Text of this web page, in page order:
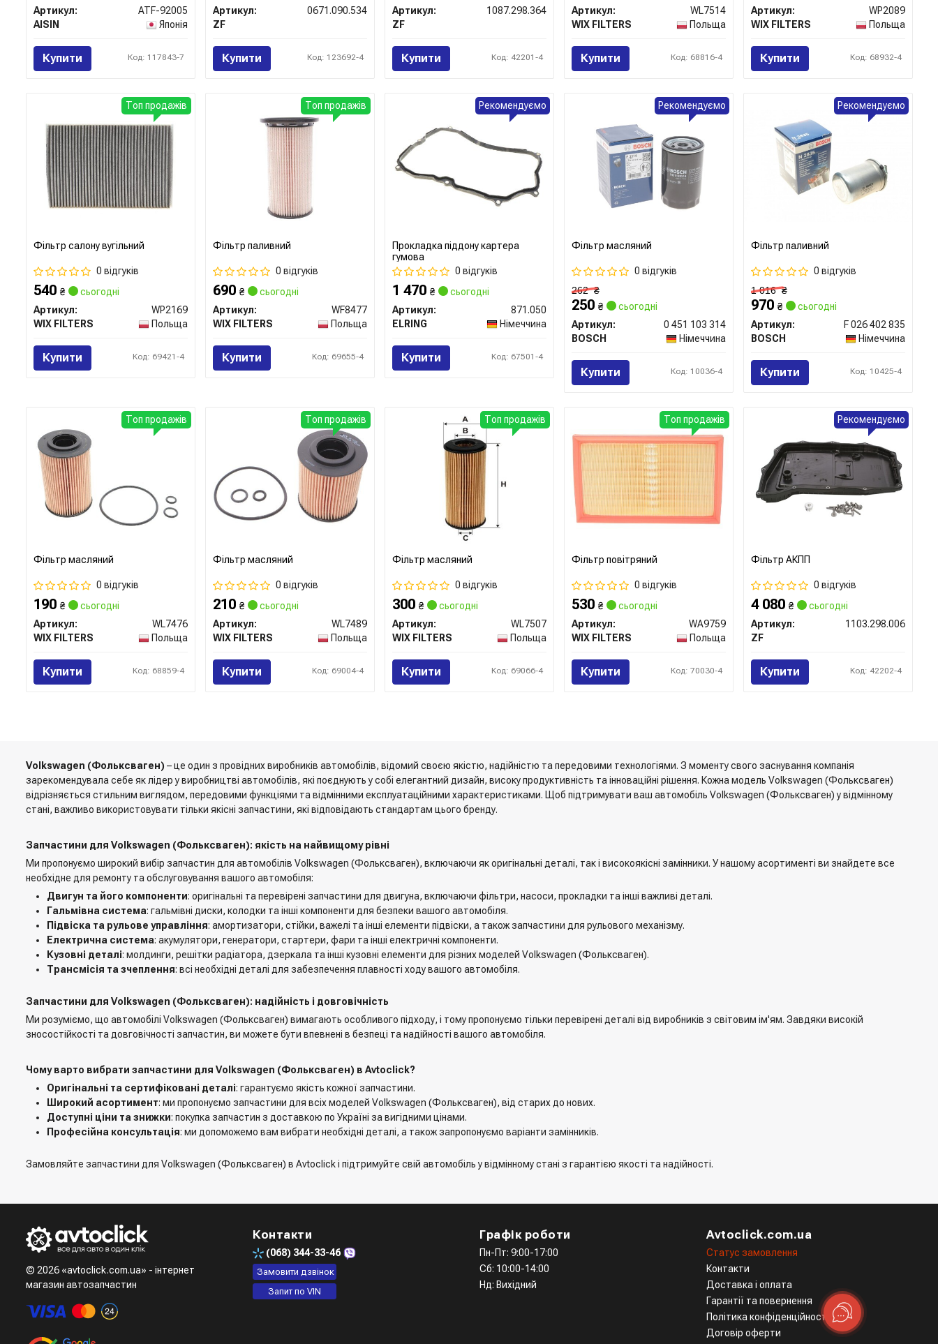
Артикул:
ATF-92005
AISIN
Японія
Купити Код: 117843-7
Артикул:
0671.090.534
ZF
Купити Код: 123692-4
Артикул:
1087.298.364
ZF
Купити Код: 42201-4
Артикул:
WL7514
WIX FILTERS
Польща
Купити Код: 68816-4
Артикул:
WP2089
WIX FILTERS
Польща
Купити Код: 68932-4
Фільтр салону вугільний
0 відгуків
540 ₴
сьогодні
Артикул:
WP2169
WIX FILTERS
Польща
Купити Код: 69421-4
Топ продажів
Фільтр паливний
0 відгуків
690 ₴
сьогодні
Артикул:
WF8477
WIX FILTERS
Польща
Купити Код: 69655-4
Топ продажів
Прокладка піддону картера
гумова
0 відгуків
1 470 ₴
сьогодні
Артикул:
871.050
ELRING
Німеччина
Купити Код: 67501-4
Рекомендуємо
Фільтр масляний
0 відгуків
262₴
250 ₴
сьогодні
Артикул:
0 451 103 314
BOSCH
Німеччина
Купити Код: 10036-4
Рекомендуємо
Фільтр паливний
0 відгуків
1 016₴
970 ₴
сьогодні
Артикул:
F 026 402 835
BOSCH
Німеччина
Купити Код: 10425-4
Рекомендуємо
Фільтр масляний
0 відгуків
190 ₴
сьогодні
Артикул:
WL7476
WIX FILTERS
Польща
Купити Код: 68859-4
Топ продажів
Фільтр масляний
0 відгуків
210 ₴
сьогодні
Артикул:
WL7489
WIX FILTERS
Польща
Купити Код: 69004-4
Топ продажів
Фільтр масляний
0 відгуків
300 ₴
сьогодні
Артикул:
WL7507
WIX FILTERS
Польща
Купити Код: 69066-4
Топ продажів
Фільтр повітряний
0 відгуків
530 ₴
сьогодні
Артикул:
WA9759
WIX FILTERS
Польща
Купити Код: 70030-4
Топ продажів
Фільтр АКПП
0 відгуків
4 080 ₴
сьогодні
Артикул:
1103.298.006
ZF
Купити Код: 42202-4
Рекомендуємо
Volkswagen (Фольксваген) – це один з провідних виробників автомобілів, відомий своєю якістю, надійністю та передовими технологіями. З моменту свого заснування компанія
зарекомендувала себе як лідер у виробництві автомобілів, які поєднують у собі елегантний дизайн, високу продуктивність та інноваційні рішення. Кожна модель Volkswagen (Фольксваген)
відрізняється стильним виглядом, передовими функціями та відмінними експлуатаційними характеристиками. Щоб підтримувати ваш автомобіль Volkswagen (Фольксваген) у відмінному
стані, важливо використовувати тільки якісні запчастини, які відповідають стандартам цього бренду.
Запчастини для Volkswagen (Фольксваген): якість на найвищому рівні
Ми пропонуємо широкий вибір запчастин для автомобілів Volkswagen (Фольксваген), включаючи як оригінальні деталі, так і високоякісні замінники. У нашому асортименті ви знайдете все
необхідне для ремонту та обслуговування вашого автомобіля:
Двигун та його компоненти: оригінальні та перевірені запчастини для двигуна, включаючи фільтри, насоси, прокладки та інші важливі деталі.
Гальмівна система: гальмівні диски, колодки та інші компоненти для безпеки вашого автомобіля.
Підвіска та рульове управління: амортизатори, стійки, важелі та інші елементи підвіски, а також запчастини для рульового механізму.
Електрична система: акумулятори, генератори, стартери, фари та інші електричні компоненти.
Кузовні деталі: молдинги, решітки радіатора, дзеркала та інші кузовні елементи для різних моделей Volkswagen (Фольксваген).
Трансмісія та зчеплення: всі необхідні деталі для забезпечення плавності ходу вашого автомобіля.
Запчастини для Volkswagen (Фольксваген): надійність і довговічність
Ми розуміємо, що автомобілі Volkswagen (Фольксваген) вимагають особливого підходу, і тому пропонуємо тільки перевірені деталі від виробників з світовим ім'ям. Завдяки високій
зносостійкості та довговічності запчастин, ви можете бути впевнені в безпеці та надійності вашого автомобіля.
Чому варто вибрати запчастини для Volkswagen (Фольксваген) в Avtoclick?
Оригінальні та сертифіковані деталі: гарантуємо якість кожної запчастини.
Широкий асортимент: ми пропонуємо запчастини для всіх моделей Volkswagen (Фольксваген), від старих до нових.
Доступні ціни та знижки: покупка запчастин з доставкою по Україні за вигідними цінами.
Професійна консультація: ми допоможемо вам вибрати необхідні деталі, а також запропонуємо варіанти замінників.
Замовляйте запчастини для Volkswagen (Фольксваген) в Avtoclick і підтримуйте свій автомобіль у відмінному стані з гарантією якості та надійності.
© 2026 «avtoclick.com.ua» - інтернет
магазин автозапчастин
Контакти
(068) 344-33-46
Замовити дзвінок
Запит по VIN
Графік роботи
Пн-Пт: 9:00-17:00
Сб: 10:00-14:00
Нд: Вихідний
Avtoclick.com.ua
Статус замовлення
Контакти
Доставка і оплата
Гарантії та повернення
Політика конфіденційності
Договір оферти